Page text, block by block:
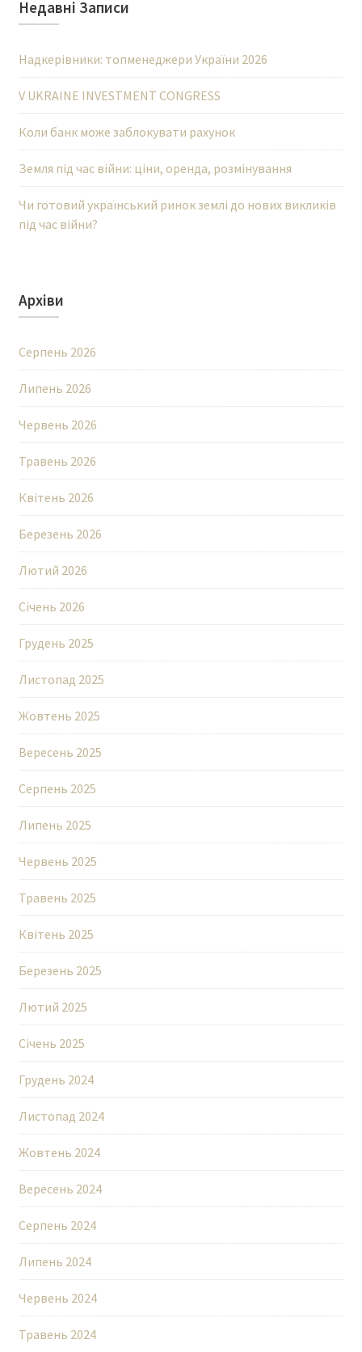
Недавні Записи
Надкерівники: топменеджери України 2026
V UKRAINE INVESTMENT CONGRESS
Коли банк може заблокувати рахунок
Земля під час війни: ціни, оренда, розмінування
Чи готовий український ринок землі до нових викликів
під час війни?
Архіви
Серпень 2026
Липень 2026
Червень 2026
Травень 2026
Квітень 2026
Березень 2026
Лютий 2026
Січень 2026
Грудень 2025
Листопад 2025
Жовтень 2025
Вересень 2025
Серпень 2025
Липень 2025
Червень 2025
Травень 2025
Квітень 2025
Березень 2025
Лютий 2025
Січень 2025
Грудень 2024
Листопад 2024
Жовтень 2024
Вересень 2024
Серпень 2024
Липень 2024
Червень 2024
Травень 2024